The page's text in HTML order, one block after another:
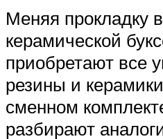
Меняя прокладку
керамической
приобретают все
резины и
сменном
разбирают